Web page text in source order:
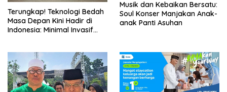
Terungkap! Teknologi Bedah
Masa Depan Kini Hadir di
Indonesia: Minimal Invasif
Musik dan Kebaikan Bersatu:
Soul Konser Manjakan Anak-
anak Panti Asuhan